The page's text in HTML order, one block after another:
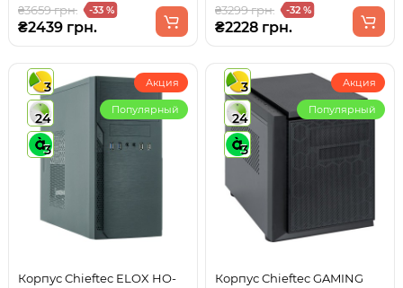
₴3659 грн. -33 %
₴2439 грн.
₴3299 грн. -32 %
₴2228 грн.
3
24
3
Акция
Популярный
Корпус Chieftec ELOX HO-
3
24
3
Акция
Популярный
Корпус Chieftec GAMING